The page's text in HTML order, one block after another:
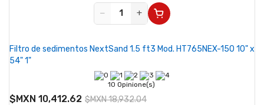
−
+
Filtro de sedimentos NextSand 1.5 ft3 Mod. HT765NEX-150 10" x
54" 1"
10 Opinione(s)
$MXN 10,412.62 $MXN 18,932.04